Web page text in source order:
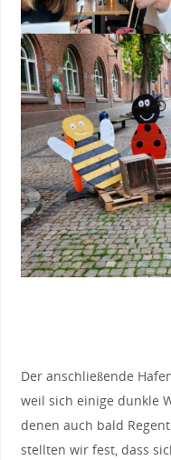
Der anschließende
weil sich einige dunkle
denen auch bald
stellten wir fest, dass